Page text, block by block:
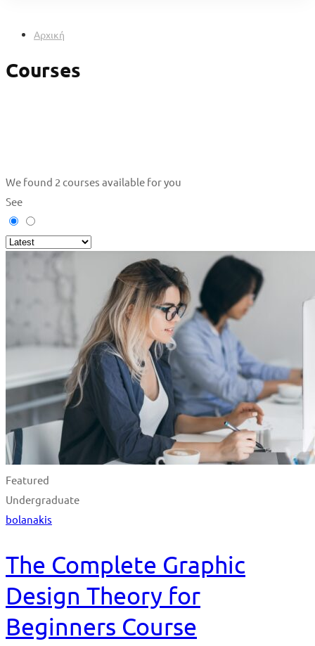
Αρχική
Courses
We found 2 courses available for you
See
Featured
Undergraduate
bolanakis
The Complete Graphic
Design Theory for
Beginners Course